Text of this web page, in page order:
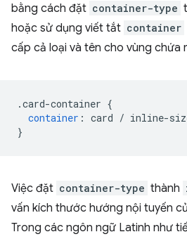
bằng cách đặt container-type
hoặc sử dụng viết tắt container
cấp cả loại và tên cho vùng chứa
.card-container {
container : card / inline-
}
Việc đặt container-type thành
vấn kích thước hướng nội tuyến
Trong các ngôn ngữ Latinh như